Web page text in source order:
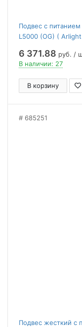
Подвес с питанием
L5000 (OG) (
6 371.88 руб. /
В наличии: 27
В корзину
685251
Подвес жесткий с